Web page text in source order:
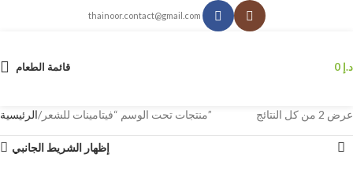
thainoor.contact@gmail.com
قائمة الطعام د.إ
الرئيسية منتجات تحت الوسم “فيتامينات للشعر” عرض ⁦2⁩ من كل النتائج
إظهار الشريط الجانبي